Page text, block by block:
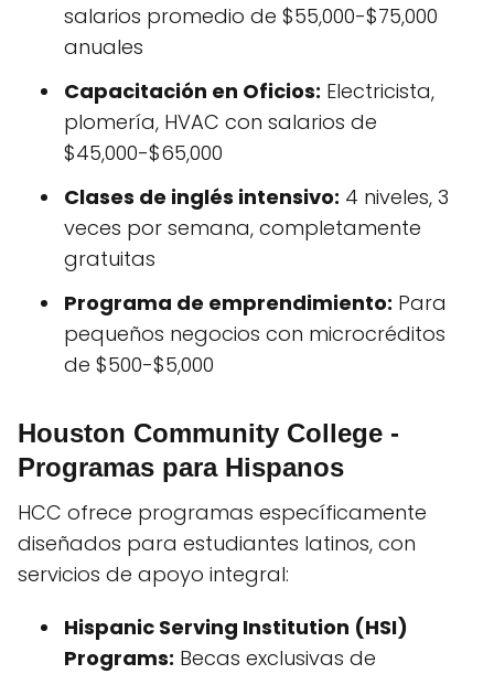
salarios promedio de $55,000-$75,000
anuales
Capacitación en Oficios: Electricista,
plomería, HVAC con salarios de
$45,000-$65,000
Clases de inglés intensivo: 4 niveles, 3
veces por semana, completamente
gratuitas
Programa de emprendimiento: Para
pequeños negocios con microcréditos
de $500-$5,000
Houston Community College -
Programas para Hispanos
HCC ofrece programas específicamente
diseñados para estudiantes latinos, con
servicios de apoyo integral:
Hispanic Serving Institution (HSI)
Programs: Becas exclusivas de